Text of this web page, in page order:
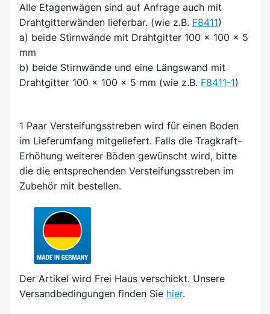
Alle Etagenwägen sind auf Anfrage auch mit
Drahtgitterwänden lieferbar. (wie z.B. F8411)
a) beide Stirnwände mit Drahtgitter 100 x 100 x 5
mm
b) beide Stirnwände und eine Längswand mit
Drahtgitter 100 x 100 x 5 mm (wie z.B. F8411-1)
1 Paar Versteifungsstreben wird für einen Boden
im Lieferumfang mitgeliefert. Falls die Tragkraft-
Erhöhung weiterer Böden gewünscht wird, bitte
die die entsprechenden Versteifungsstreben im
Zubehör mit bestellen.
Der Artikel wird Frei Haus verschickt. Unsere
Versandbedingungen finden Sie hier.